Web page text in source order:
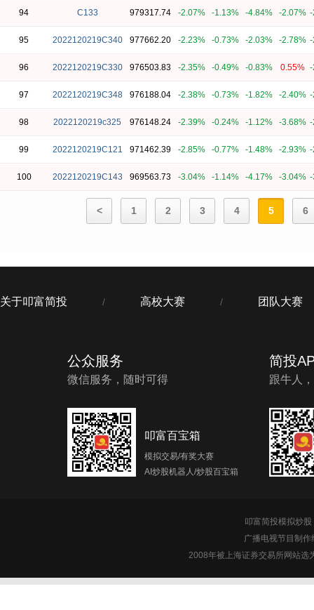
94 C133 979317.74 -2.07% -1.13% -4.84% -2.07% -
95 2022120219C340 977662.20 -2.23% -0.73% -2.03% -2.78% -
96 2022120219C330 976503.83 -2.35% -0.49% -0.83% 0.55% -
97 2022120219C348 976188.04 -2.38% -0.73% -1.82% -2.40% -
98 2022120219c325 976148.24 -2.39% -0.24% -1.12% -3.68% -
99 2022120219C121 971462.39 -2.85% -0.77% -1.48% -2.93% -
100 2022120219C143 969563.73 -3.04% -1.14% -4.17% -3.04% -
< 1 2 3 4 5 6
关于叩富简投 / 高校大赛 / 团队大赛
公众服务
微信服务，随时可得
叩富百宝箱
模拟交易/有奖大赛
AI炒股机器人/炒股百宝箱
简投
跟牛人
叩富简投模拟炒
广播电视节目制
2008年被上海证券交易所网站选